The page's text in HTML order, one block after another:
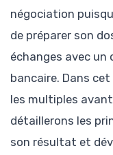
négociation
de préparer son
échanges avec un
bancaire. Dans
les multiples
détaillerons les
son résultat et